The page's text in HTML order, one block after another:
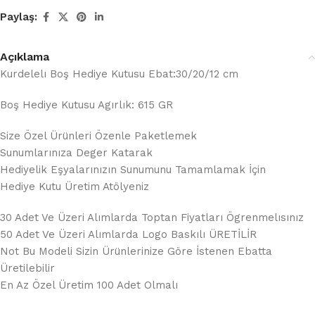
Paylaş:
Açıklama
Kurdelelı Boş Hediye Kutusu Ebat:30/20/12 cm
Boş Hediye Kutusu Agırlık: 615 GR
Size Özel Ürünleri Özenle Paketlemek
Sunumlarınıza Deger Katarak
Hediyelik Eşyalarınızın Sunumunu Tamamlamak İçin
Hediye Kutu Üretim Atölyeniz
30 Adet Ve Üzeri Alımlarda Toptan Fiyatları Ögrenmelısınız
50 Adet Ve Üzeri Alımlarda Logo Baskılı ÜRETİLİR
Not Bu Modeli Sizin Ürünlerinize Göre İstenen Ebatta
Üretilebilir
En Az Özel Üretim 100 Adet Olmalı